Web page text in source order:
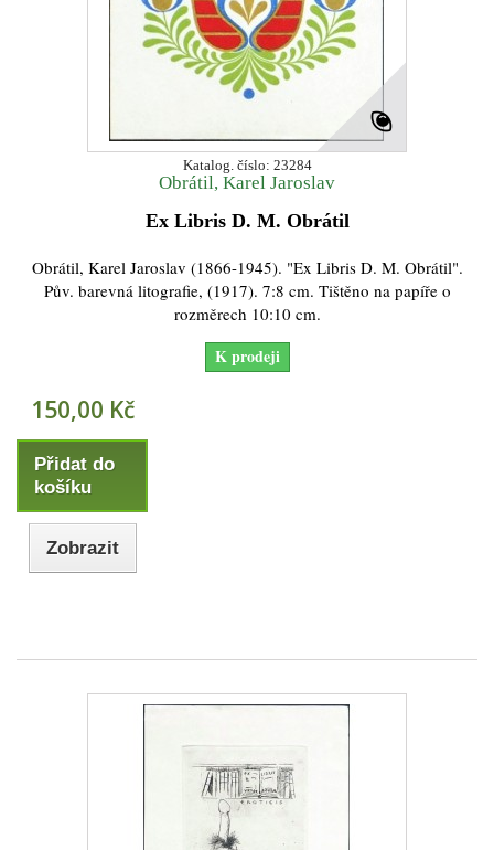
Katalog. číslo: 23284
Obrátil, Karel Jaroslav
Ex Libris D. M. Obrátil
Obrátil, Karel Jaroslav (1866-1945). "Ex Libris D. M. Obrátil".
Pův. barevná litografie, (1917). 7:8 cm. Tištěno na papíře o
rozměrech 10:10 cm.
K prodeji
150,00 Kč
Přidat do
košíku
Zobrazit